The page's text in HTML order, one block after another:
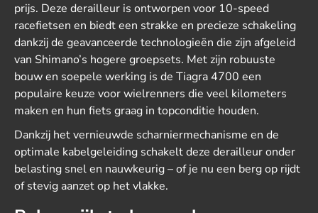
prijs. Deze derailleur is ontworpen voor 10-speed
racefietsen en biedt een strakke en precieze schakeling
dankzij de geavanceerde technologieën die zijn afgeleid
van Shimano’s hogere groepsets. Met zijn robuuste
bouw en soepele werking is de Tiagra 4700 een
populaire keuze voor wielrenners die veel kilometers
maken en hun fiets graag in topconditie houden.
Dankzij het vernieuwde scharniermechanisme en de
optimale kabelgeleiding schakelt deze derailleur onder
belasting snel en nauwkeurig – of je nu een berg op rijdt
of stevig aanzet op het vlakke.